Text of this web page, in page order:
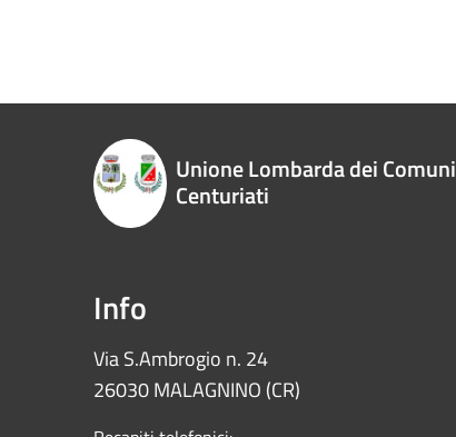
Unione Lombarda dei Comuni
Centuriati
Info
Via S.Ambrogio n. 24
26030 MALAGNINO (CR)